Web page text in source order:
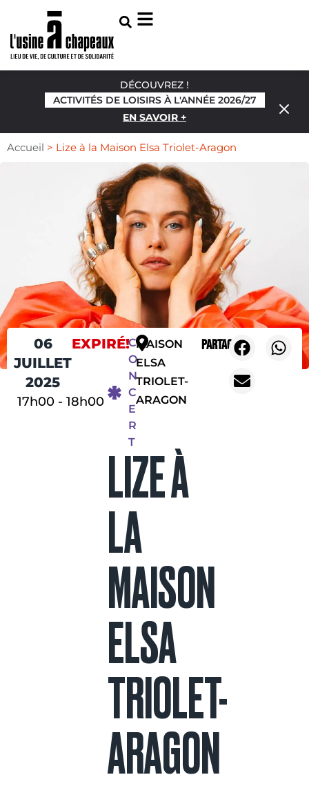
DÉCOUVREZ !
ACTIVITÉS DE LOISIRS À L'ANNÉE 2026/27
EN SAVOIR +
Accueil > Lize à la Maison Elsa Triolet-Aragon
06
JUILLET
2025
EXPIRÉ!
17h00 - 18h00
C
O
N
C
E
R
T
MAISON
ELSA
TRIOLET-
ARAGON
LIZE À
LA
MAISON
ELSA
TRIOLET-
ARAGON
Partager